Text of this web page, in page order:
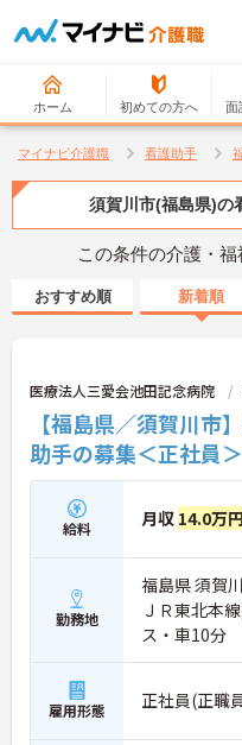
ホーム 初めての方へ 面
マイナビ介護職 看護助手
須賀川市(福島県)の
この条件の介護・福
おすすめ順 新着順
医療法人三愛会池田記念病院
【福島県／須賀川
助手の募集＜正社員＞
給料 月収 14.0万
勤務地
福島県 須賀
ＪＲ東北本
ス・車10分
雇用形態 正社員(正職